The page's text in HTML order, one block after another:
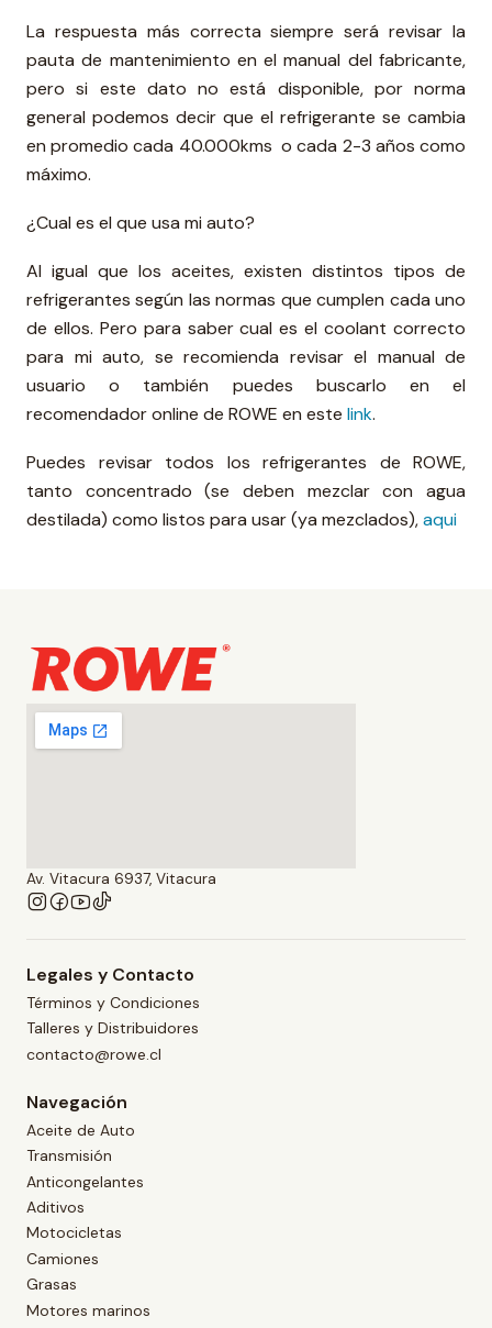
La respuesta más correcta siempre será revisar la
pauta de mantenimiento en el manual del fabricante,
pero si este dato no está disponible, por norma
general podemos decir que el refrigerante se cambia
en promedio cada 40.000kms o cada 2-3 años como
máximo.
¿Cual es el que usa mi auto?
Al igual que los aceites, existen distintos tipos de
refrigerantes según las normas que cumplen cada uno
de ellos. Pero para saber cual es el coolant correcto
para mi auto, se recomienda revisar el manual de
usuario o también puedes buscarlo en el
recomendador online de ROWE en este link.
Puedes revisar todos los refrigerantes de ROWE,
tanto concentrado (se deben mezclar con agua
destilada) como listos para usar (ya mezclados),aqui
Av. Vitacura 6937, Vitacura
Legales y Contacto
Términos y Condiciones
Talleres y Distribuidores
contacto@rowe.cl
Navegación
Aceite de Auto
Transmisión
Anticongelantes
Aditivos
Motocicletas
Camiones
Grasas
Motores marinos